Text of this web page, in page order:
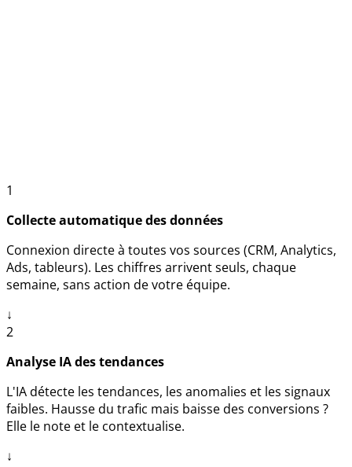
1
Collecte automatique des données
Connexion directe à toutes vos sources (CRM, Analytics,
Ads, tableurs). Les chiffres arrivent seuls, chaque
semaine, sans action de votre équipe.
↓
2
Analyse IA des tendances
L'IA détecte les tendances, les anomalies et les signaux
faibles. Hausse du trafic mais baisse des conversions ?
Elle le note et le contextualise.
↓